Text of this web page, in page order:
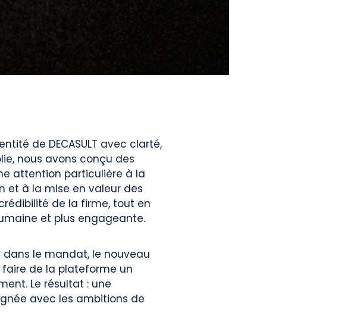
de DECASULT avec clarté,
nous avons conçu des
attention particulière à la
et à la mise en valeur des
de la firme, tout en
et plus engageante.
le mandat, le nouveau
de la plateforme un
Le résultat : une
avec les ambitions de